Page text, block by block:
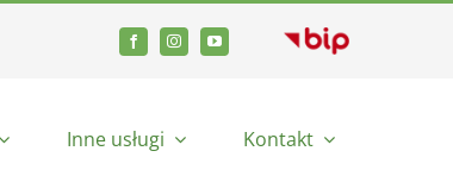
Inne usługi Kontakt